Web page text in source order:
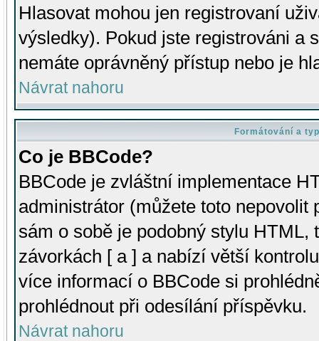
Hlasovat mohou jen registrovaní
výsledky). Pokud jste registrováni a
nemáte oprávněný přístup nebo je
Návrat nahoru
Formátování a
Co je BBCode?
BBCode je zvláštní implementace
administrátor (můžete toto
sám o sobě je podobný stylu HTML,
závorkách [ a ] a nabízí větší
více informací o BBCode si
prohlédnout při odesílání příspěvku.
Návrat nahoru